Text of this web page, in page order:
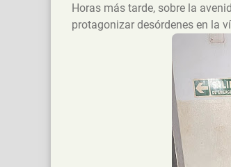
Horas más tarde, sobre la
protagonizar desórdenes en la